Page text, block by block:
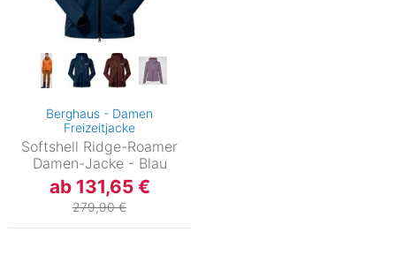
Berghaus - Damen
Freizeitjacke
Softshell Ridge-Roamer
Damen-Jacke - Blau
ab 131,65 €
279,90 €